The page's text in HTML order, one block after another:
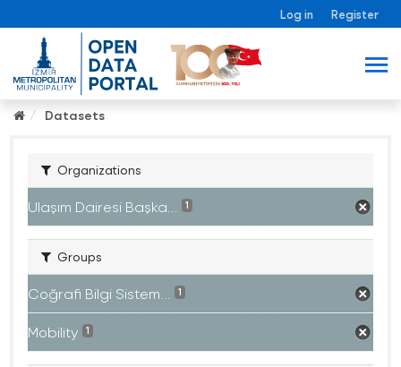
Log in Register
Datasets
Organizations
Ulaşım Dairesi Başka... 1
Groups
Coğrafi Bilgi Sistem... 1
Mobility 1